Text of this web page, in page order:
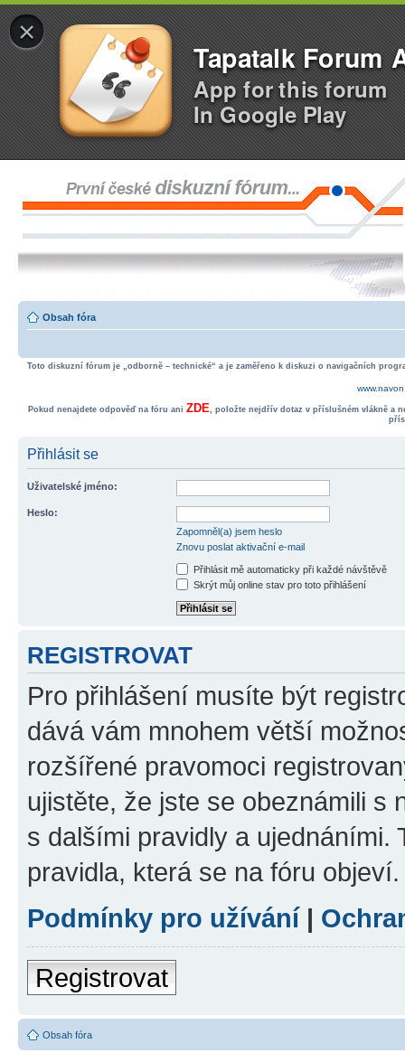
×
Tapatalk Forum
App for this forum
In Google Play
Obsah fóra
Toto diskuzní fórum je „odborně – technické“ a je zaměřeno k diskuzi o navigačních
Pokud nenajdete odpověď na fóru ani ZDE, položte nejdřív dotaz v příslušném vlákně a
Přihlásit se
Uživatelské jméno:
Heslo:
Zapomněl(a) jsem heslo
Znovu poslat aktivační e-mail
Přihlásit mě automaticky při každé návštěvě
Skrýt můj online stav pro toto přihlášení
REGISTROVAT
Pro přihlášení musíte být
dává vám mnohem větší
rozšířené pravomoci
ujistěte, že jste se obeznámili s
s dalšími pravidly a ujednáními.
pravidla, která se na fóru objeví.
Podmínky pro užívání|
Registrovat
Obsah fóra